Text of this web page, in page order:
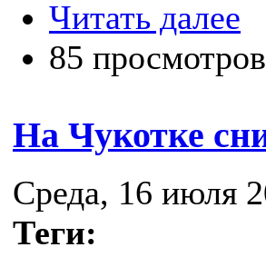
Читать далее
85 просмотров
На Чукотке
Среда, 16 июля
Теги: